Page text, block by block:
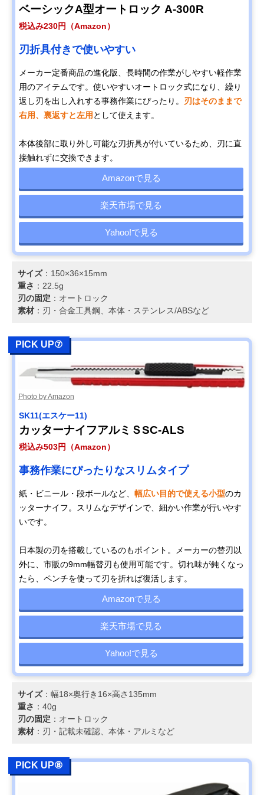
ベーシックA型オートロック A-300R
税込み230円（Amazon）
刃折具付きで使いやすい
メーカー定番商品の進化版、長時間の作業がしやすい軽作業
用のアイテムです。使いやすいオートロック式になり、繰り
返し刃を出し入れする事務作業にぴったり。 刃はそのままで
右用、裏返すと左用 として使えます。
本体後部に取り外し可能な刃折具が付いているため、刃に直
接触れずに交換できます。
Amazonで見る
楽天市場で見る
Yahoo!で見る
サイズ：150×36×15mm
重さ ：22.5g
刃の固定 ：オートロック
素材 ：刃・合金工具鋼、本体・ステンレス/ABSなど
PICK UP⑦
Photo by Amazon
‎SK11(エスケー11)
カッターナイフアルミＳSC-ALS
税込み503円（Amazon）
事務作業にぴったりなスリムタイプ
紙・ビニール・段ボールなど、 幅広い目的で使える小型のカ
ッターナイフ。スリムなデザインで、細かい作業が行いやす
いです。
日本製の刃を搭載しているのもポイント。メーカーの替刃以
外に、市販の9mm幅替刃も使用可能です。切れ味が鈍くなっ
たら、ペンチを使って刃を折れば復活します。
Amazonで見る
楽天市場で見る
Yahoo!で見る
サイズ：幅18×奥行き16×高さ135mm
重さ ：40g
刃の固定 ：オートロック
素材 ：刃・記載未確認、本体・アルミなど
PICK UP⑧